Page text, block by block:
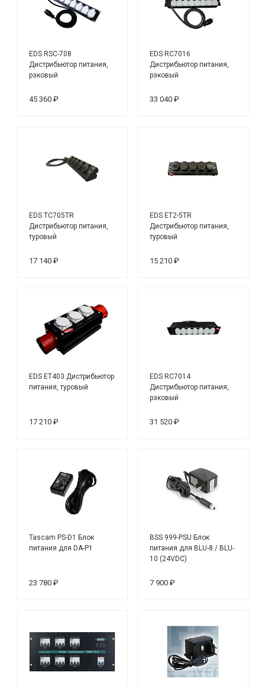
EDS RSC-708
Дистрибьютор питания,
рэковый
45 360 ₽
EDS RC7016
Дистрибьютор питания,
рэковый
33 040 ₽
EDS TC705TR
Дистрибьютор питания,
туровый
17 140 ₽
EDS ET2-5TR
Дистрибьютор питания,
туровый
15 210 ₽
EDS ET403 Дистрибьютор
питания, туровый
17 210 ₽
EDS RC7014
Дистрибьютор питания,
рэковый
31 520 ₽
Tascam PS-D1 Блок
питания для DA-P1
23 780 ₽
BSS 999-PSU Блок
питания для BLU-8 / BLU-
10 (24VDC)
7 900 ₽